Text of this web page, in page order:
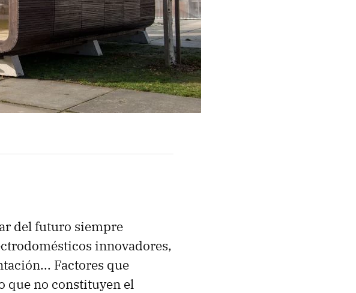
del futuro siempre
innovadores,
Factores que
que no constituyen el